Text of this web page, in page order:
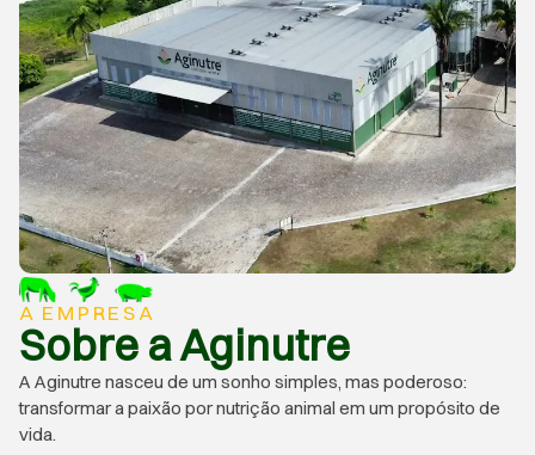
A EMPRESA
Sobre a Aginutre
A Aginutre nasceu de um sonho simples, mas poderoso:
transformar a paixão por nutrição animal em um propósito de
vida.